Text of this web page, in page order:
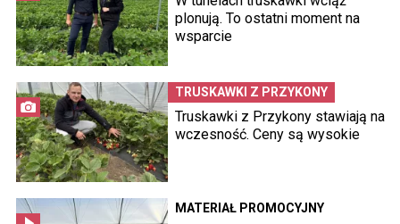
plonują. To ostatni moment na
wsparcie
TRUSKAWKI Z PRZYKONY
Truskawki z Przykony stawiają na
wczesność. Ceny są wysokie
MATERIAŁ PROMOCYJNY